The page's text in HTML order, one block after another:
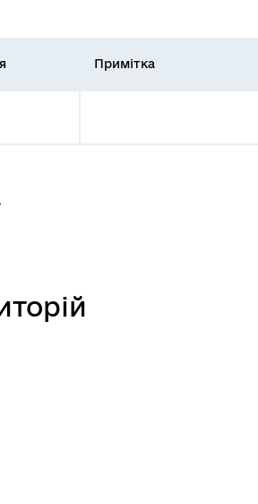
Примітка